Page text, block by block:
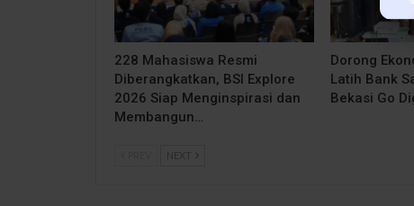
228 Mahasiswa Resmi
Diberangkatkan, BSI Explore
2026 Siap Menginspirasi dan
Membangun…
Dorong
Latih Bank
Bekasi Go
NEXT